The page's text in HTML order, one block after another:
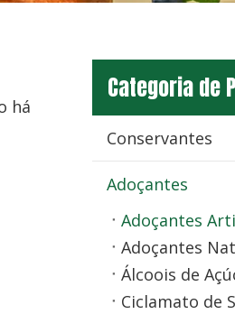
há
Categoria de
Conservantes
Adoçantes
Adoçantes
Adoçantes
Álcoois de
Ciclamato de